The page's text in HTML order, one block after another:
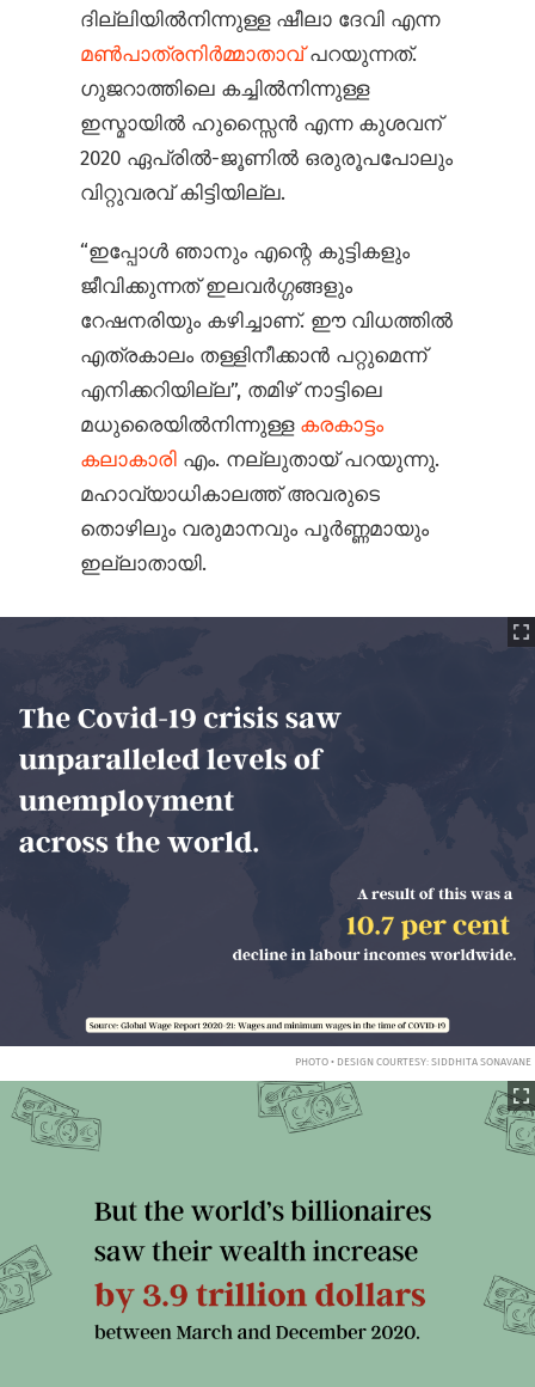
ദില്ലിയിൽനിന്നുള്ള ഷീലാ ദേവി എന്ന
മൺപാത്രനിർമ്മാതാവ്പറയുന്നത്.
ഗുജറാത്തിലെ കച്ചിൽനിന്നുള്ള
ഇസ്മായിൽ ഹുസ്സൈൻ എന്ന കുശവന്
2020 ഏപ്രിൽ-ജൂണിൽ ഒരുരൂപപോലും
വിറ്റുവരവ് കിട്ടിയില്ല.
“ഇപ്പോൾ ഞാനും എന്റെ കുട്ടികളും
ജീവിക്കുന്നത് ഇലവർഗ്ഗങ്ങളും
റേഷനരിയും കഴിച്ചാണ്. ഈ വിധത്തിൽ
എത്രകാലം തള്ളിനീക്കാൻ പറ്റുമെന്ന്
എനിക്കറിയില്ല”, തമിഴ് നാട്ടിലെ
മധുരൈയിൽനിന്നുള്ള കരകാട്ടം
കലാകാരി എം. നല്ലുതായ് പറയുന്നു.
മഹാവ്യാധികാലത്ത് അവരുടെ
തൊഴിലും വരുമാനവും പൂർണ്ണമായും
ഇല്ലാതായി.
PHOTO • DESIGN COURTESY: SIDDHITA SONAVANE